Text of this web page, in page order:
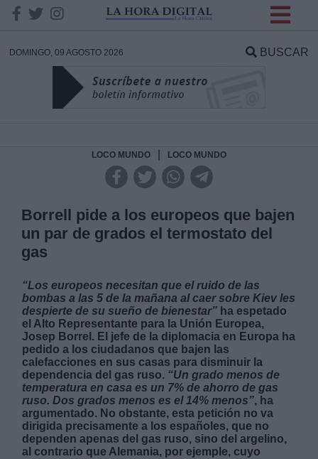
DOMINGO, 09 AGOSTO 2026 BUSCAR
LOCO MUNDO LOCO MUNDO
Borrell pide a los europeos que bajen
un par de grados el termostato del
gas
“Los europeos necesitan que el ruido de las
bombas a las 5 de la mañana al caer sobre Kiev les
despierte de su sueño de bienestar” ha espetado
el Alto Representante para la Unión Europea,
Josep Borrel. El jefe de la diplomacia en Europa ha
pedido a los ciudadanos que bajen las
calefacciones en sus casas para disminuir la
dependencia del gas ruso. “Un grado menos de
temperatura en casa es un 7% de ahorro de gas
ruso. Dos grados menos es el 14% menos”, ha
argumentado. No obstante, esta petición no va
dirigida precisamente a los españoles, que no
dependen apenas del gas ruso, sino del argelino,
al contrario que Alemania, por ejemple, cuyo
DATOS
Responsable:
Legitimación:
Destinatarios:
Derechos:
link